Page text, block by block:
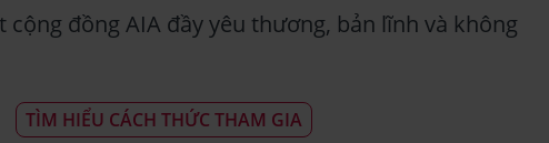
đồng AIA đầy yêu thương, bản lĩnh và không
TÌM HIỂU CÁCH THỨC THAM GIA